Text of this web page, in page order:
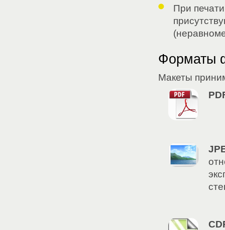
При
Форматы
Макеты